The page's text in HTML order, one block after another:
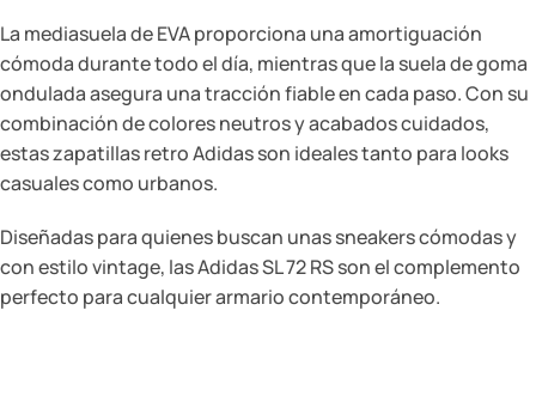
La mediasuela de EVA proporciona una amortiguación
cómoda durante todo el día, mientras que la suela de goma
ondulada asegura una tracción fiable en cada paso. Con su
combinación de colores neutros y acabados cuidados,
estas zapatillas retro Adidas son ideales tanto para looks
casuales como urbanos.
Diseñadas para quienes buscan unas sneakers cómodas y
con estilo vintage, las Adidas SL 72 RS son el complemento
perfecto para cualquier armario contemporáneo.